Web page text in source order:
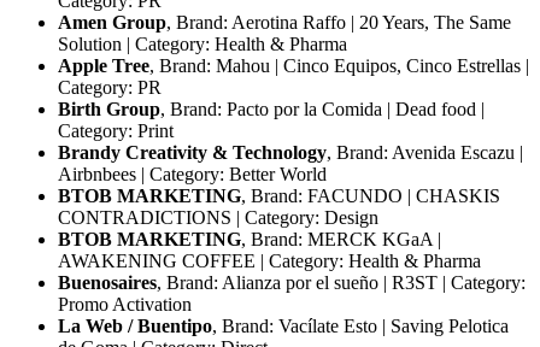
Amen Group, Brand: Aerotina Raffo | 20 Years, The Same
Solution | Category: Health & Pharma
Apple Tree, Brand: Mahou | Cinco Equipos, Cinco Estrellas |
Category: PR
Birth Group, Brand: Pacto por la Comida | Dead food |
Category: Print
Brandy Creativity & Technology, Brand: Avenida Escazu |
Airbnbees | Category: Better World
BTOB MARKETING, Brand: FACUNDO | CHASKIS
CONTRADICTIONS | Category: Design
BTOB MARKETING, Brand: MERCK KGaA |
AWAKENING COFFEE | Category: Health & Pharma
Buenosaires, Brand: Alianza por el sueño | R3ST | Category:
Promo Activation
La Web / Buentipo, Brand: Vacílate Esto | Saving Pelotica